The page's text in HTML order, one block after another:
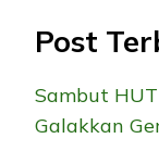
Post
Sambut
Galakkan